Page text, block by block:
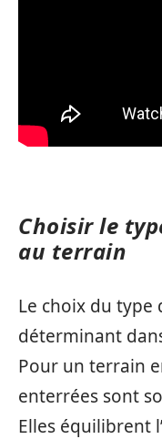
Choisir le
au terrain
Le choix du type
déterminant
Pour un terrain
enterrées sont
Elles équilibrent